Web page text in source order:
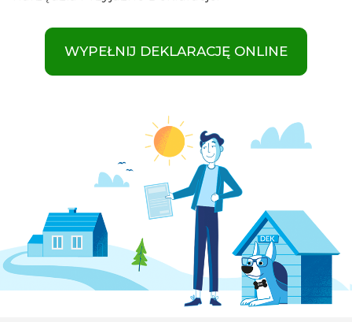
WYPEŁNIJ DEKLARACJĘ ONLINE